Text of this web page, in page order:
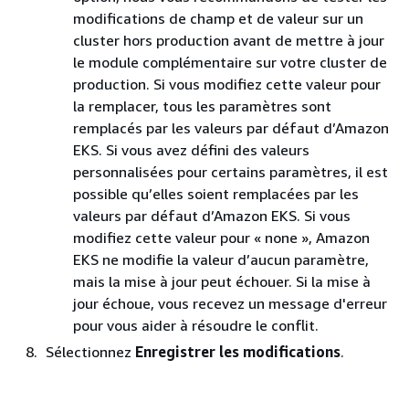
modifications de champ et de valeur sur un
cluster hors production avant de mettre à jour
le module complémentaire sur votre cluster de
production. Si vous modifiez cette valeur pour
la remplacer, tous les paramètres sont
remplacés par les valeurs par défaut d’Amazon
EKS. Si vous avez défini des valeurs
personnalisées pour certains paramètres, il est
possible qu’elles soient remplacées par les
valeurs par défaut d’Amazon EKS. Si vous
modifiez cette valeur pour « none », Amazon
EKS ne modifie la valeur d’aucun paramètre,
mais la mise à jour peut échouer. Si la mise à
jour échoue, vous recevez un message d'erreur
pour vous aider à résoudre le conflit.
Sélectionnez Enregistrer les modifications.